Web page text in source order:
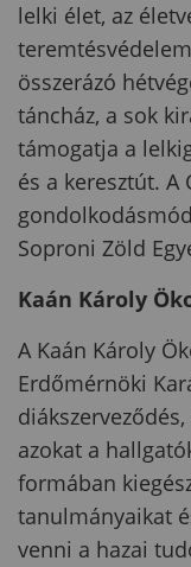
lelki élet, az
összerázó
táncház, a sok
támogatja a
és a keresztút. A
Soproni Zöld
Kaán Károly
A Kaán Károly
Erdőmérnöki
azokat a
formában
tanulmányaikat
venni a hazai